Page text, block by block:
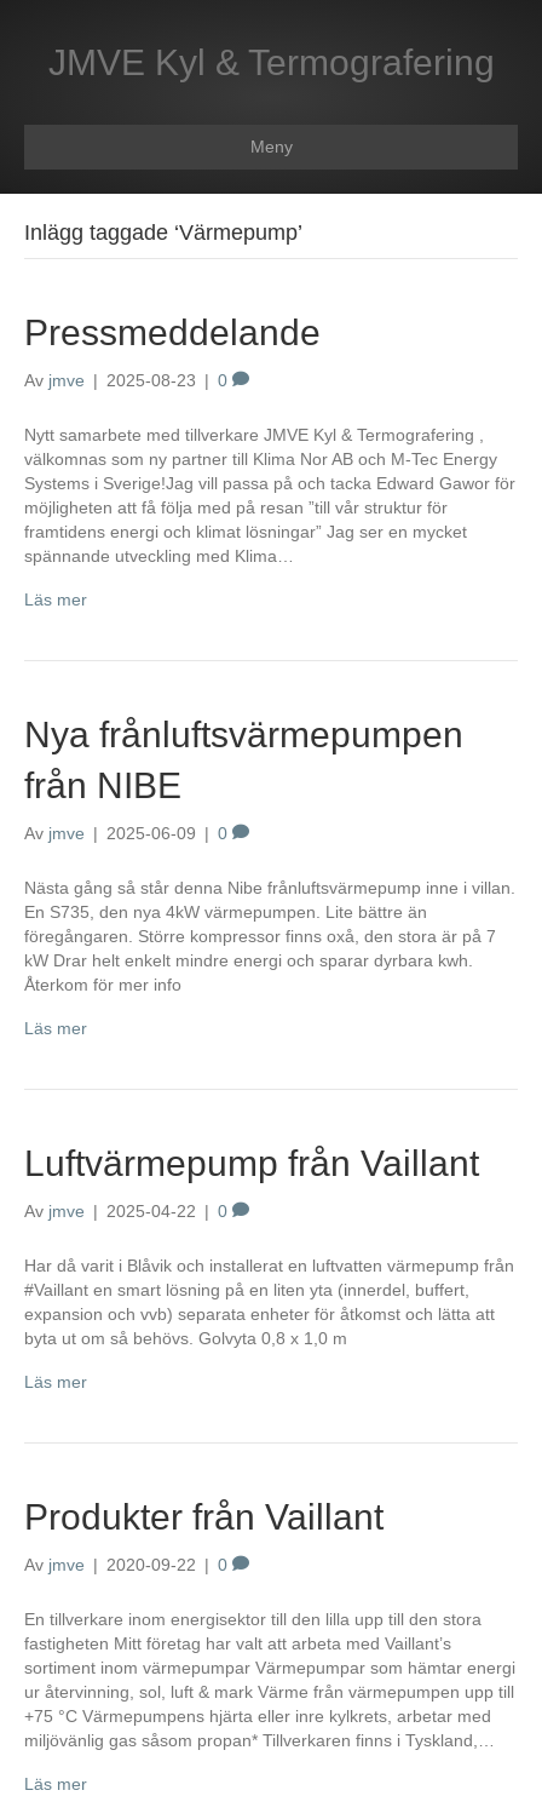
JMVE Kyl & Termografering
Meny
Inlägg taggade ‘Värmepump’
Pressmeddelande
Av jmve | 2025-08-23 | 0
Nytt samarbete med tillverkare JMVE Kyl & Termografering ,
välkomnas som ny partner till Klima Nor AB och M-Tec Energy
Systems i Sverige!Jag vill passa på och tacka Edward Gawor för
möjligheten att få följa med på resan ”till vår struktur för
framtidens energi och klimat lösningar” Jag ser en mycket
spännande utveckling med Klima…
Läs mer
Nya frånluftsvärmepumpen
från NIBE
Av jmve | 2025-06-09 | 0
Nästa gång så står denna Nibe frånluftsvärmepump inne i villan.
En S735, den nya 4kW värmepumpen. Lite bättre än
föregångaren. Större kompressor finns oxå, den stora är på 7
kW Drar helt enkelt mindre energi och sparar dyrbara kwh.
Återkom för mer info
Läs mer
Luftvärmepump från Vaillant
Av jmve | 2025-04-22 | 0
Har då varit i Blåvik och installerat en luftvatten värmepump från
#Vaillant en smart lösning på en liten yta (innerdel, buffert,
expansion och vvb) separata enheter för åtkomst och lätta att
byta ut om så behövs. Golvyta 0,8 x 1,0 m
Läs mer
Produkter från Vaillant
Av jmve | 2020-09-22 | 0
En tillverkare inom energisektor till den lilla upp till den stora
fastigheten Mitt företag har valt att arbeta med Vaillant’s
sortiment inom värmepumpar Värmepumpar som hämtar energi
ur återvinning, sol, luft & mark Värme från värmepumpen upp till
+75 °C Värmepumpens hjärta eller inre kylkrets, arbetar med
miljövänlig gas såsom propan* Tillverkaren finns i Tyskland,…
Läs mer